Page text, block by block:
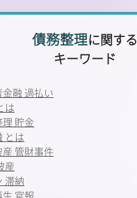
債務整理に関する
キーワード
融 過払い
は
貯金
とは
産 管財事件
産
滞納
官報